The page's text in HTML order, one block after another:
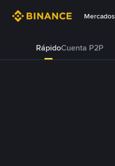
Mercados
RápidoCuenta P2P